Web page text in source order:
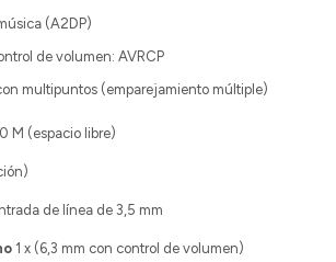
(A2DP)
de volumen: AVRCP
multipuntos (emparejamiento múltiple)
M (espacio libre)
de línea de 3,5 mm
1 x (6,3 mm con control de volumen)